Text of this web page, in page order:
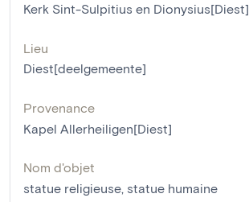
Kerk Sint-Sulpitius en Dionysius[Diest]
Lieu
Diest[deelgemeente]
Provenance
Kapel Allerheiligen[Diest]
Nom d'objet
statue religieuse, statue humaine